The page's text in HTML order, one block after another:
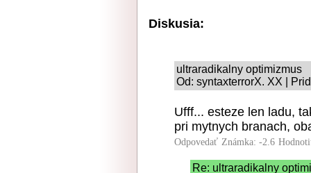
Diskusia:
ultraradikalny optimizmus
Od: syntaxterrorX. XX |
Ufff... esteze len ladu,
pri mytnych branach,
Odpovedať Známka: -2.6
Re: ultraradikalny